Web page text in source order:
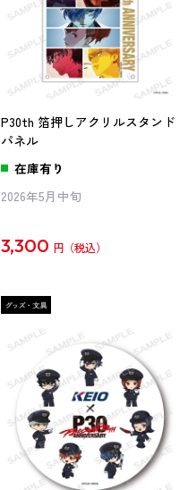
P30th 箔押しアクリルスタンド
パネル
在庫有り
2026年5月中旬
3,300 円